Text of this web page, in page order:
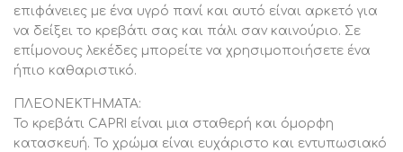
επιφάνειες με ένα υγρό πανί και αυτό είναι αρκετό για
να δείξει το κρεβάτι σας και πάλι σαν καινούριο. Σε
επίμονους λεκέδες μπορείτε να χρησιμοποιήσετε ένα
ήπιο καθαριστικό.
ΠΛΕΟΝΕΚΤΗΜΑΤΑ:
Το κρεβάτι CAPRI είναι μια σταθερή και όμορφη
κατασκευή. Το χρώμα είναι ευχάριστο και εντυπωσιακό